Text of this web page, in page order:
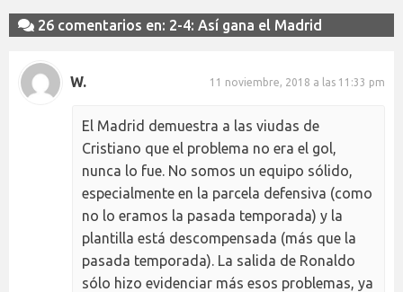
26 comentarios en: 2-4: Así gana el Madrid
W. 11 noviembre, 2018 a las 11:33 pm
El Madrid demuestra a las viudas de
Cristiano que el problema no era el gol,
nunca lo fue. No somos un equipo sólido,
especialmente en la parcela defensiva (como
no lo eramos la pasada temporada) y la
plantilla está descompensada (más que la
pasada temporada). La salida de Ronaldo
sólo hizo evidenciar más esos problemas, ya